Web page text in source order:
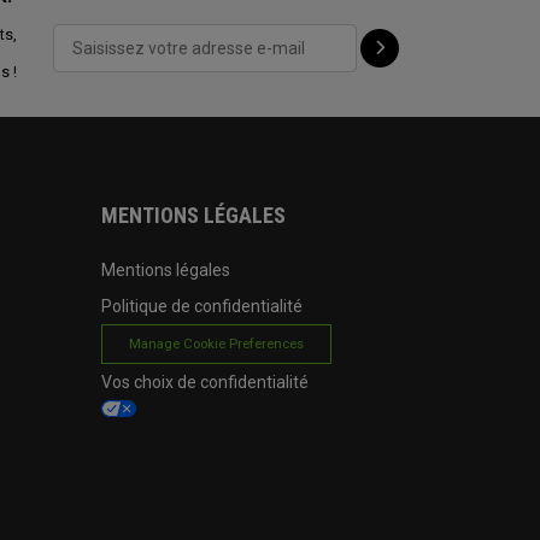
!
MENTIONS LÉGALES
Mentions légales
Politique de confidentialité
Manage Cookie Preferences
Vos choix de confidentialité